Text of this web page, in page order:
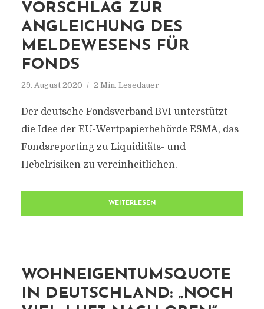
VORSCHLAG ZUR
ANGLEICHUNG DES
MELDEWESENS FÜR
FONDS
29. August 2020 2 Min. Lesedauer
Der deutsche Fondsverband BVI unterstützt
die Idee der EU-Wertpapierbehörde ESMA, das
Fondsreporting zu Liquiditäts- und
Hebelrisiken zu vereinheitlichen.
WEITERLESEN
WOHNEIGENTUMSQUOTE
IN DEUTSCHLAND: „NOCH